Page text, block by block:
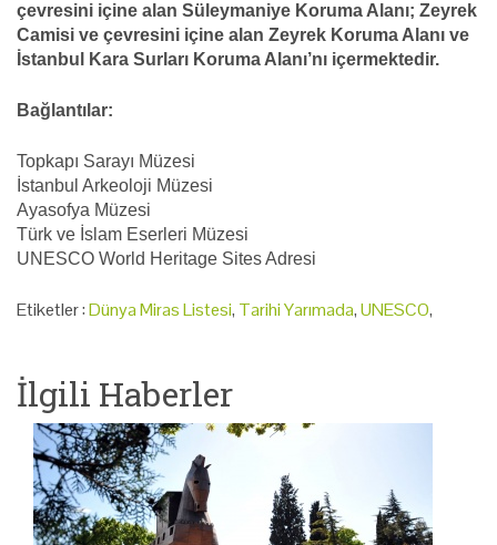
çevresini içine alan Süleymaniye Koruma Alanı; Zeyrek
Camisi ve çevresini içine alan Zeyrek Koruma Alanı ve
İstanbul Kara Surları Koruma Alanı’nı içermektedir.
Bağlantılar:
Topkapı Sarayı Müzesi
İstanbul Arkeoloji Müzesi
Ayasofya Müzesi
Türk ve İslam Eserleri Müzesi
UNESCO World Heritage Sites Adresi
Etiketler :Dünya Miras Listesi, Tarihi Yarımada,UNESCO,
İlgili Haberler